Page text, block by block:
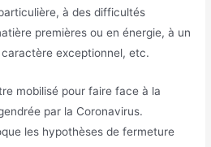
à des difficultés
premières ou en énergie, à un
exceptionnel, etc.
mobilisé pour faire face à la
par la Coronavirus.
les hypothèses de fermeture